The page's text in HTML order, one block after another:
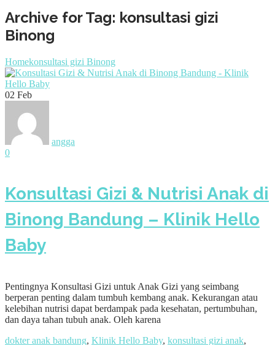
Archive for Tag: konsultasi gizi
Binong
Homekonsultasi gizi Binong
02 Feb
angga
0
Konsultasi Gizi & Nutrisi Anak di
Binong Bandung – Klinik Hello
Baby
Pentingnya Konsultasi Gizi untuk Anak Gizi yang seimbang
berperan penting dalam tumbuh kembang anak. Kekurangan atau
kelebihan nutrisi dapat berdampak pada kesehatan, pertumbuhan,
dan daya tahan tubuh anak. Oleh karena
dokter anak bandung, Klinik Hello Baby, konsultasi gizi anak,